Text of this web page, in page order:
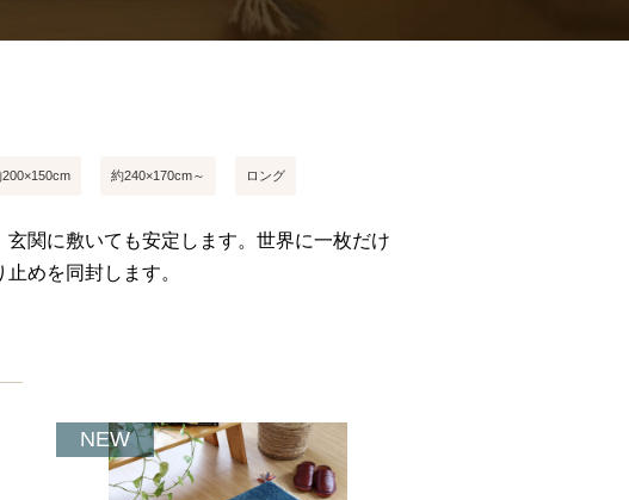
200×150cm 約240×170cm～ ロング
関に敷いても安定します。世界に一枚だけ
めを同封します。
NEW